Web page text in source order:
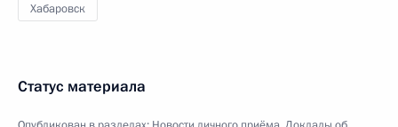
Хабаровск
Статус материала